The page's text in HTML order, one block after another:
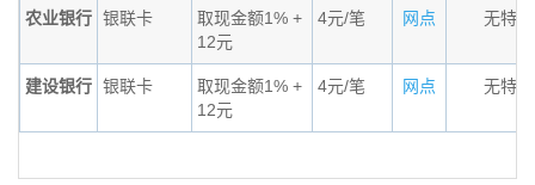
农业银行 银联卡
取现金额1% +
12元
4元/笔 网点 无特
建设银行 银联卡
取现金额1% +
12元
4元/笔 网点 无特